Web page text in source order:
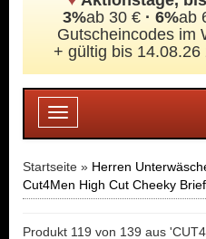
3%ab 30 € · 6%ab
Gutscheincodes im
+ gültig bis
Toggle
navigation
Startseite » Herren
Cut4Men High Cut Cheeky
Produkt 119 von 139 aus